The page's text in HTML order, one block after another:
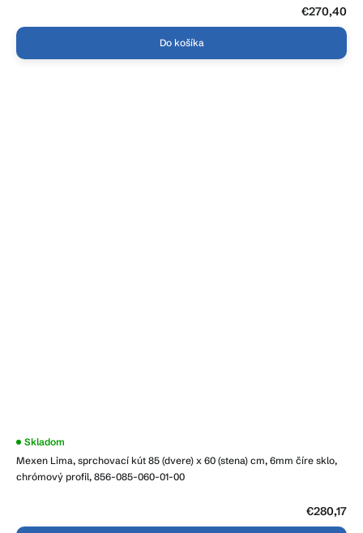
€270,40
Do košíka
Mexen Lima, sprchovací kút 85 (dvere) x 60 (stena) cm, 6mm číre sklo,
chrómový profil, 856-085-060-01-00
Skladom
€280,17